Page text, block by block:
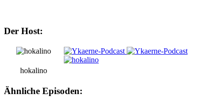
Der Host:
hokalino
Ähnliche Episoden: